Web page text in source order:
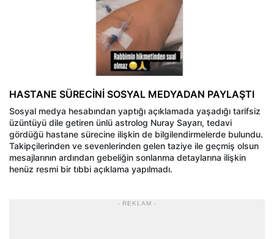
HASTANE SÜRECİNİ SOSYAL MEDYADAN PAYLAŞTI
Sosyal medya hesabından yaptığı açıklamada yaşadığı tarifsiz
üzüntüyü dile getiren ünlü astrolog Nuray Sayarı, tedavi
gördüğü hastane sürecine ilişkin de bilgilendirmelerde bulundu.
Takipçilerinden ve sevenlerinden gelen taziye ile geçmiş olsun
mesajlarının ardından gebeliğin sonlanma detaylarına ilişkin
henüz resmi bir tıbbi açıklama yapılmadı.
- REKLAM -